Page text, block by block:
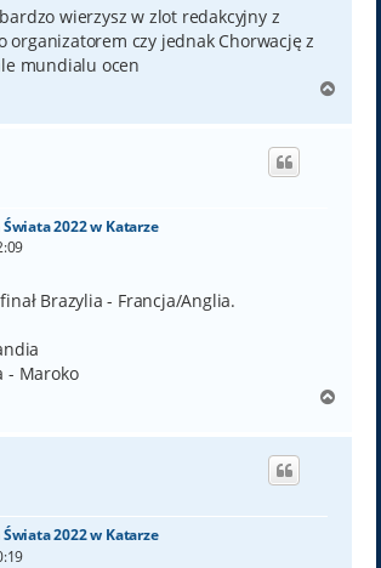
wierzysz w zlot redakcyjny z
organizatorem czy jednak Chorwację z
mundialu ocen
g
2022 w Katarze
Brazylia - Francja/Anglia.
- Maroko
g
2022 w Katarze